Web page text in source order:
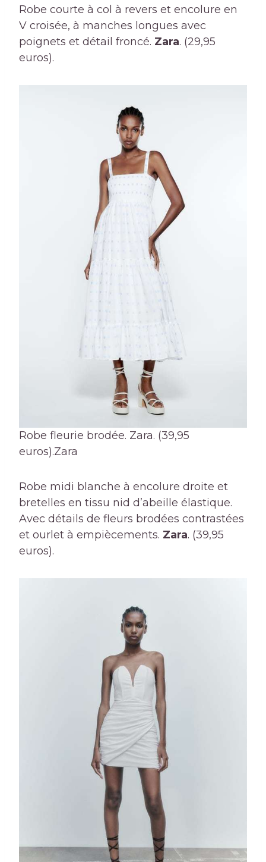
Robe courte à col à revers et encolure en
V croisée, à manches longues avec
poignets et détail froncé. Zara. (29,95
euros).
Robe fleurie brodée. Zara. (39,95
euros).Zara
Robe midi blanche à encolure droite et
bretelles en tissu nid d’abeille élastique.
Avec détails de fleurs brodées contrastées
et ourlet à empiècements. Zara. (39,95
euros).